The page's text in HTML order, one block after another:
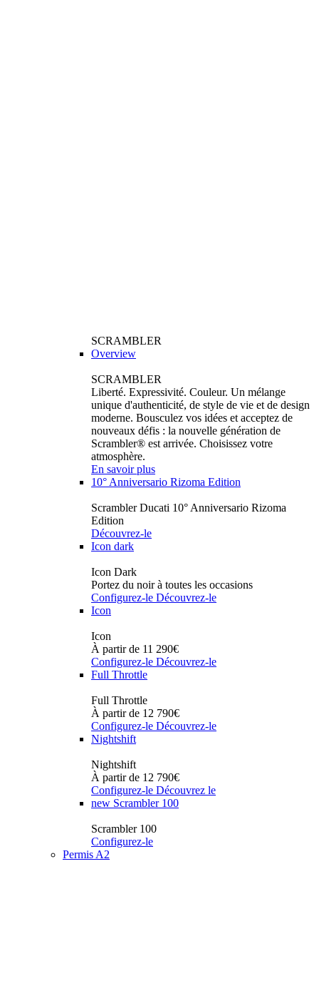
SCRAMBLER
Overview
SCRAMBLER
Liberté. Expressivité. Couleur. Un mélange
unique d'authenticité, de style de vie et de design
moderne. Bousculez vos idées et acceptez de
nouveaux défis : la nouvelle génération de
Scrambler® est arrivée. Choisissez votre
atmosphère.
En savoir plus
10° Anniversario Rizoma Edition
Scrambler Ducati 10° Anniversario Rizoma
Edition
Découvrez-le
Icon dark
Icon Dark
Portez du noir à toutes les occasions
Configurez-le Découvrez-le
Icon
Icon
À partir de 11 290€
Configurez-le Découvrez-le
Full Throttle
Full Throttle
À partir de 12 790€
Configurez-le Découvrez-le
Nightshift
Nightshift
À partir de 12 790€
Configurez-le Découvrez le
new Scrambler 100
Scrambler 100
Configurez-le
Permis A2